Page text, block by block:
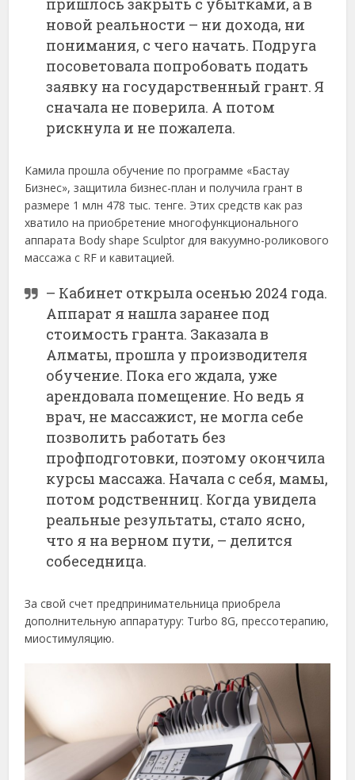
пришлось закрыть с убытками, а в
новой реальности – ни дохода, ни
понимания, с чего начать. Подруга
посоветовала попробовать подать
заявку на государственный грант. Я
сначала не поверила. А потом
рискнула и не пожалела.
Камила прошла обучение по программе «Бастау
Бизнес», защитила бизнес-план и получила грант в
размере 1 млн 478 тыс. тенге. Этих средств как раз
хватило на приобретение многофункционального
аппарата Body shape Sculptor для вакуумно-роликового
массажа с RF и кавитацией.
– Кабинет открыла осенью 2024 года.
Аппарат я нашла заранее под
стоимость гранта. Заказала в
Алматы, прошла у производителя
обучение. Пока его ждала, уже
арендовала помещение. Но ведь я
врач, не массажист, не могла себе
позволить работать без
профподготовки, поэтому окончила
курсы массажа. Начала с себя, мамы,
потом родственниц. Когда увидела
реальные результаты, стало ясно,
что я на верном пути, – делится
собеседница.
За свой счет предпринимательница приобрела
дополнительную аппаратуру: Turbo 8G, прессотерапию,
миостимуляцию.